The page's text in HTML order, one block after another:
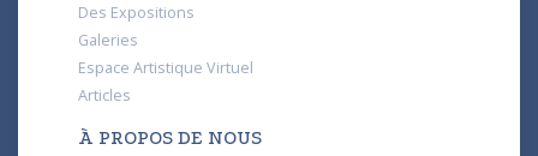
Des Expositions
Galeries
Espace Artistique Virtuel
Articles
À PROPOS DE NOUS